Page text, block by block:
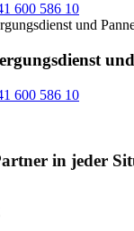
600 586 10
600 586 10
in jeder